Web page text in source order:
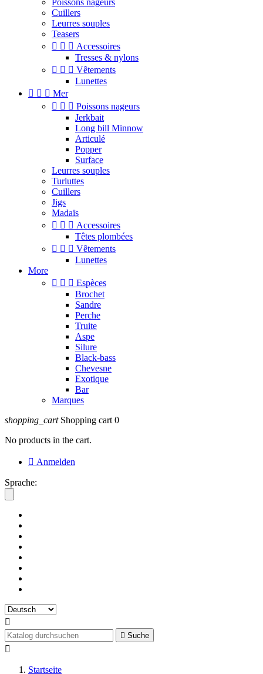
Poissons nageurs
Cuillers
Leurres souples
Teasers
   Accessoires
Tresses & nylons
   Vêtements
Lunettes
   Mer
   Poissons nageurs
Jerkbait
Long bill Minnow
Articulé
Popper
Surface
Leurres souples
Turluttes
Cuillers
Jigs
Madaïs
   Accessoires
Têtes plombées
   Vêtements
Lunettes
More
   Espèces
Brochet
Sandre
Perche
Truite
Aspe
Silure
Black-bass
Chevesne
Exotique
Bar
Marques
shopping_cart Shopping cart 0
No products in the cart.
 Anmelden
Sprache:

 Suche

Startseite